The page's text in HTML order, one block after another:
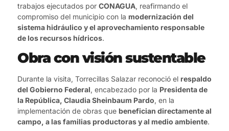
trabajos ejecutados por CONAGUA, reafirmando el
compromiso del municipio con la modernización del
sistema hidráulico y el aprovechamiento responsable
de los recursos hídricos.
Obra con visión sustentable
Durante la visita, Torrecillas Salazar reconoció el respaldo
del Gobierno Federal, encabezado por la Presidenta de
la República, Claudia Sheinbaum Pardo, en la
implementación de obras que benefician directamente al
campo, a las familias productoras y al medio ambiente.